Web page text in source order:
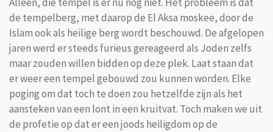
de tempelberg, met daarop de El Aksa moskee, door de
Islam ook als heilige berg wordt beschouwd. De afgelopen
jaren werd er steeds furieus gereageerd als Joden zelfs
maar zouden willen bidden op deze plek. Laat staan dat
er weer een tempel gebouwd zou kunnen worden. Elke
poging om dat toch te doen zou hetzelfde zijn als het
aansteken van een lont in een kruitvat. Toch maken we uit
de profetie op dat er een joods heiligdom op de